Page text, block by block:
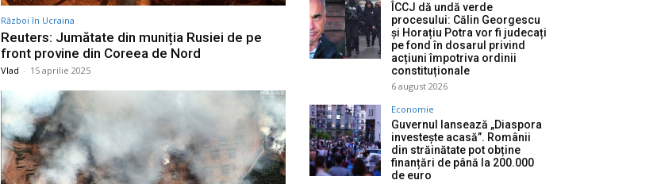
Război în Ucraina
Reuters: Jumătate din muniția Rusiei de pe
front provine din Coreea de Nord
Vlad - 15 aprilie 2025
ÎCCJ dă undă verde
procesului: Călin Georgescu
și Horațiu Potra vor fi judecați
pe fond în dosarul privind
acțiuni împotriva ordinii
constituționale
6 august 2026
Economie
Guvernul lansează „Diaspora
investește acasă”. Românii
din străinătate pot obține
finanțări de până la 200.000
de euro